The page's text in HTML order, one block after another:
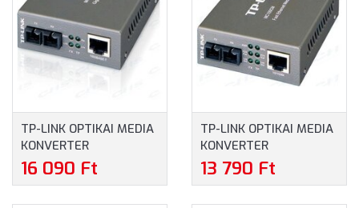
TP-LINK OPTIKAI MEDIA
KONVERTER
1000(RÉZ)-1000FX(SC)
MULTI MÓD (MC200CM)
16 090 Ft
TP-LINK OPTIKAI MEDIA
KONVERTER
100(RÉZ)-100FX(SC)
MULTI MÓD (MC100CM)
13 790 Ft